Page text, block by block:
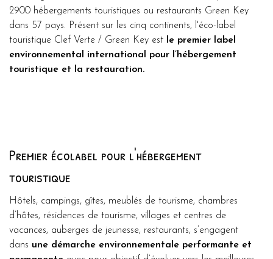
2900 hébergements touristiques ou restaurants Green Key
dans 57 pays. Présent sur les cinq continents, l'éco-label
touristique Clef Verte / Green Key est le premier label
environnemental international pour l’hébergement
touristique et la restauration.
Premier écolabel pour l'hébergement
touristique
Hôtels, campings, gîtes, meublés de tourisme, chambres
d’hôtes, résidences de tourisme, villages et centres de
vacances, auberges de jeunesse, restaurants, s’engagent
dans une démarche environnementale performante et